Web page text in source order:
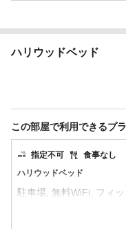
ハリウッドベッド
この部屋で利用できるプラ
ハリウッドベッド
指定不可 食事なし